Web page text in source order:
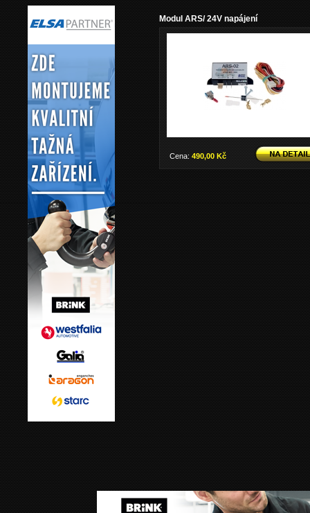
Modul ARS/ 24V napájení
Cena: 490,00 Kč